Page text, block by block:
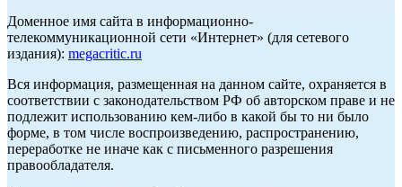
Доменное имя сайта в информационно-
телекоммуникационной сети «Интернет» (для сетевого
издания): megacritic.ru
Вся информация, размещенная на данном сайте, охраняется в
соответствии с законодательством РФ об авторском праве и не
подлежит использованию кем-либо в какой бы то ни было
форме, в том числе воспроизведению, распространению,
переработке не иначе как с письменного разрешения
правообладателя.